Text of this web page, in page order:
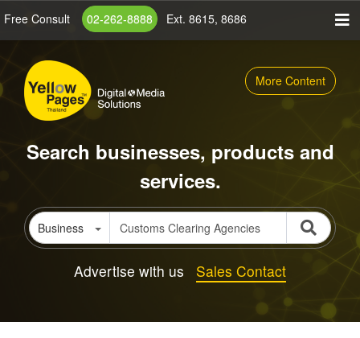
content
Free Consult 02-262-8888 Ext. 8615, 8686
More Content
Search businesses, products and
services.
Business
Advertise with us Sales Contact